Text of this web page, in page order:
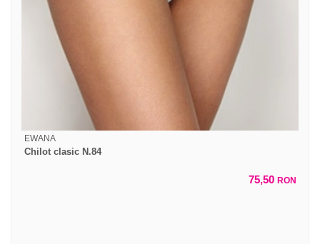
EWANA
Chilot clasic N.84
75,50 RON